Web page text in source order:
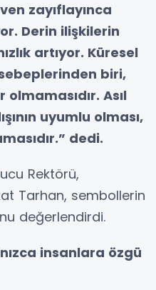
zayıflayınca
Derin ilişkilerin
artıyor. Küresel
biri,
olmamasıdır. Asıl
uyumlu olması,
dedi.
Rektörü,
Tarhan, sembollerin
değerlendirdi.
insanlara özgü